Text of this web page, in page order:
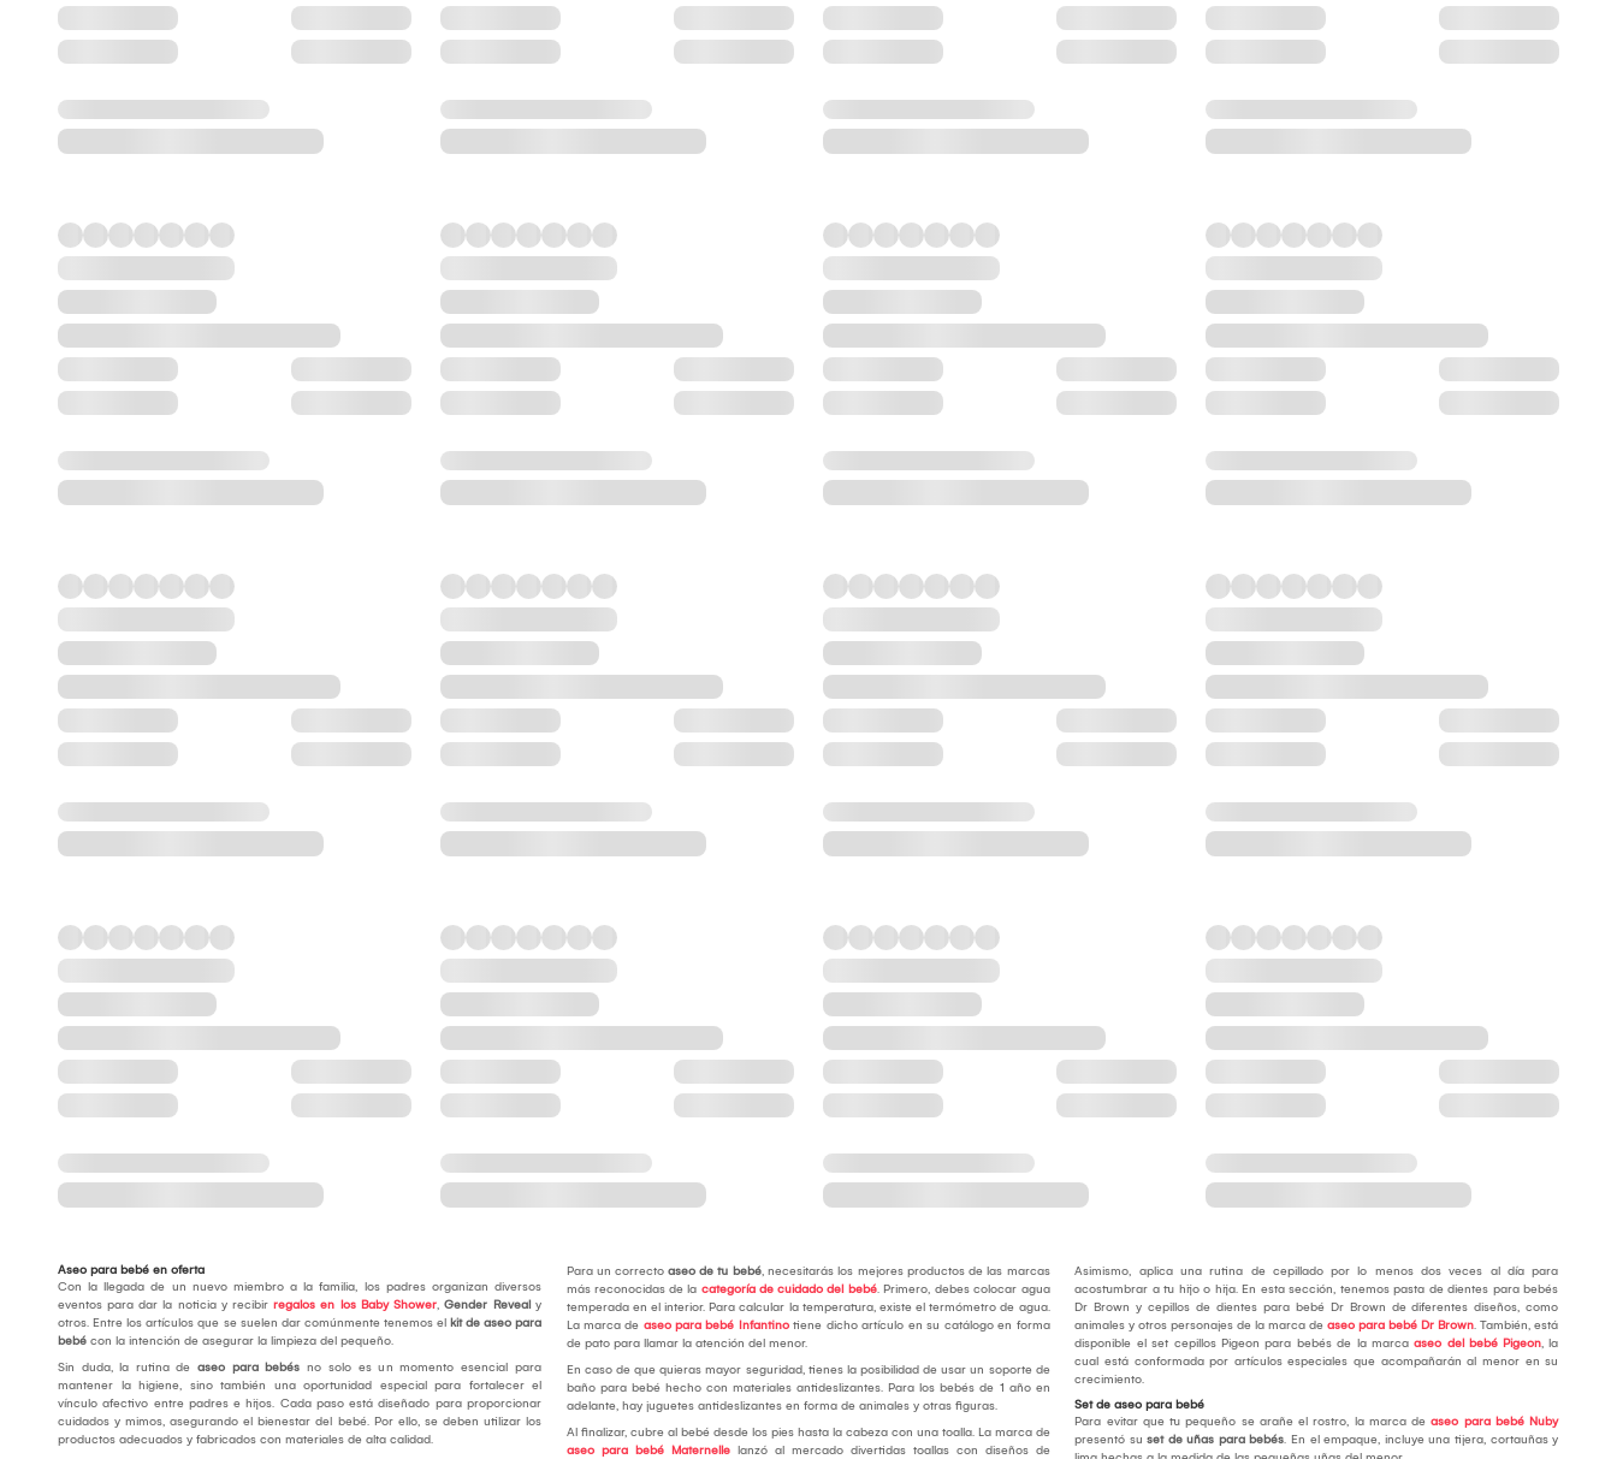
Aseo para bebé en oferta
Con la llegada de un nuevo miembro a la familia, los padres organizan diversos
eventos para dar la noticia y recibir regalos en los Baby Shower, Gender Reveal y
otros. Entre los artículos que se suelen dar comúnmente tenemos el kit de aseo para
bebé con la intención de asegurar la limpieza del pequeño.
Sin duda, la rutina de aseo para bebés no solo es un momento esencial para
mantener la higiene, sino también una oportunidad especial para fortalecer el
vínculo afectivo entre padres e hijos. Cada paso está diseñado para proporcionar
cuidados y mimos, asegurando el bienestar del bebé. Por ello, se deben utilizar los
productos adecuados y fabricados con materiales de alta calidad.
Para un correcto aseo de tu bebé, necesitarás los mejores productos de las marcas
más reconocidas de la categoría de cuidado del bebé. Primero, debes colocar agua
temperada en el interior. Para calcular la temperatura, existe el termómetro de agua.
La marca de aseo para bebé Infantinotiene dicho artículo en su catálogo en forma
de pato para llamar la atención del menor.
En caso de que quieras mayor seguridad, tienes la posibilidad de usar un soporte de
baño para bebé hecho con materiales antideslizantes. Para los bebés de 1 año en
adelante, hay juguetes antideslizantes en forma de animales y otras figuras.
Al finalizar, cubre al bebé desde los pies hasta la cabeza con una toalla. La marca de
aseo para bebé Maternellelanzó al mercado divertidas toallas con diseños de
Asimismo, aplica una rutina de cepillado por lo menos dos veces al día para
acostumbrar a tu hijo o hija. En esta sección, tenemos pasta de dientes para bebés
Dr Brown y cepillos de dientes para bebé Dr Brown de diferentes diseños, como
animales y otros personajes de la marca deaseo para bebé Dr Brown. También, está
disponible el set cepillos Pigeon para bebés de la marcaaseo del bebé Pigeon, la
cual está conformada por artículos especiales que acompañarán al menor en su
crecimiento.
Set de aseo para bebé
Para evitar que tu pequeño se arañe el rostro, la marca deaseo para bebé Nuby
presentó suset de uñas para bebés. En el empaque, incluye una tijera, cortauñas y